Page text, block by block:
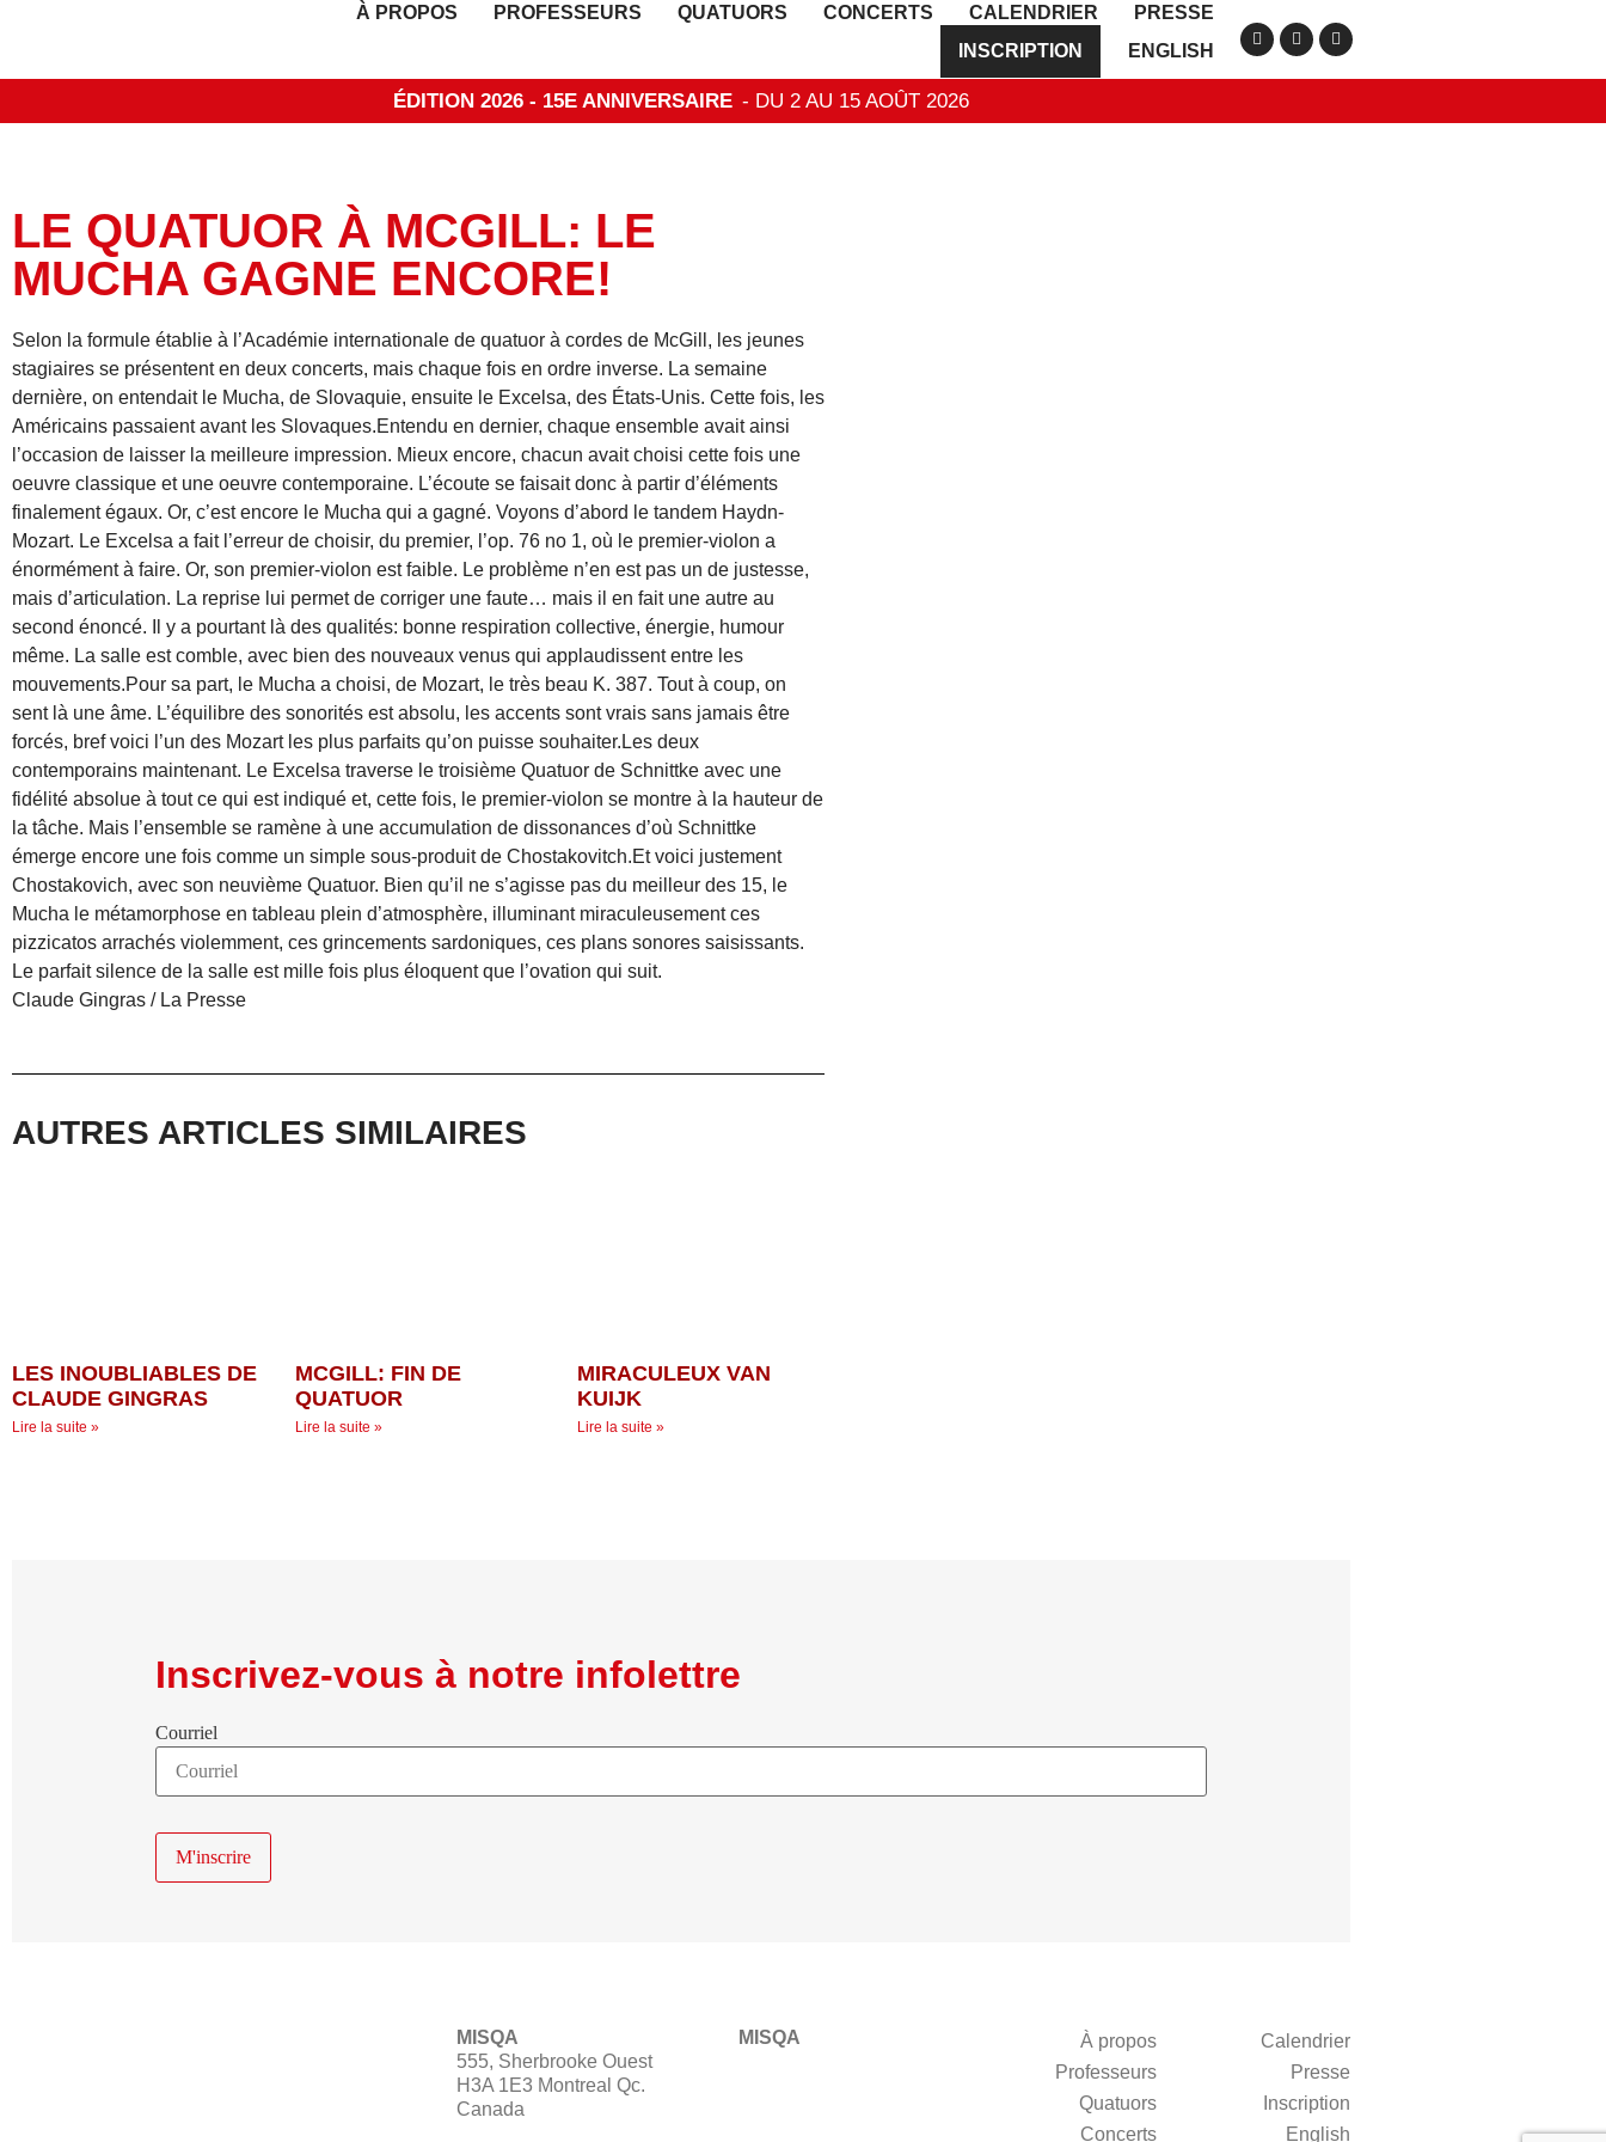
À PROPOS PROFESSEURS QUATUORS CONCERTS CALENDRIER
PRESSE
INSCRIPTION
ENGLISH
ÉDITION 2026 - 15E ANNIVERSAIRE - DU 2 AU 15 AOÛT 2026
LE QUATUOR À MCGILL: LE
MUCHA GAGNE ENCORE!
Selon la formule établie à l’Académie internationale de quatuor à cordes de McGill, les jeunes
stagiaires se présentent en deux concerts, mais chaque fois en ordre inverse. La semaine
dernière, on entendait le Mucha, de Slovaquie, ensuite le Excelsa, des États-Unis. Cette fois, les
Américains passaient avant les Slovaques.Entendu en dernier, chaque ensemble avait ainsi
l’occasion de laisser la meilleure impression. Mieux encore, chacun avait choisi cette fois une
oeuvre classique et une oeuvre contemporaine. L’écoute se faisait donc à partir d’éléments
finalement égaux. Or, c’est encore le Mucha qui a gagné. Voyons d’abord le tandem Haydn-
Mozart. Le Excelsa a fait l’erreur de choisir, du premier, l’op. 76 no 1, où le premier-violon a
énormément à faire. Or, son premier-violon est faible. Le problème n’en est pas un de justesse,
mais d’articulation. La reprise lui permet de corriger une faute… mais il en fait une autre au
second énoncé. Il y a pourtant là des qualités: bonne respiration collective, énergie, humour
même. La salle est comble, avec bien des nouveaux venus qui applaudissent entre les
mouvements.Pour sa part, le Mucha a choisi, de Mozart, le très beau K. 387. Tout à coup, on
sent là une âme. L’équilibre des sonorités est absolu, les accents sont vrais sans jamais être
forcés, bref voici l’un des Mozart les plus parfaits qu’on puisse souhaiter.Les deux
contemporains maintenant. Le Excelsa traverse le troisième Quatuor de Schnittke avec une
fidélité absolue à tout ce qui est indiqué et, cette fois, le premier-violon se montre à la hauteur de
la tâche. Mais l’ensemble se ramène à une accumulation de dissonances d’où Schnittke
émerge encore une fois comme un simple sous-produit de Chostakovitch.Et voici justement
Chostakovich, avec son neuvième Quatuor. Bien qu’il ne s’agisse pas du meilleur des 15, le
Mucha le métamorphose en tableau plein d’atmosphère, illuminant miraculeusement ces
pizzicatos arrachés violemment, ces grincements sardoniques, ces plans sonores saisissants.
Le parfait silence de la salle est mille fois plus éloquent que l’ovation qui suit.
Claude Gingras / La Presse
AUTRES ARTICLES SIMILAIRES
LES INOUBLIABLES DE
CLAUDE GINGRAS
Lire la suite »
MCGILL: FIN DE
QUATUOR
Lire la suite »
MIRACULEUX VAN
KUIJK
Lire la suite »
Inscrivez-vous à notre infolettre
Courriel
MISQA
555, Sherbrooke Ouest
H3A 1E3 Montreal Qc.
Canada
MISQA
À propos
Professeurs
Quatuors
Concerts
Calendrier
Presse
Inscription
English